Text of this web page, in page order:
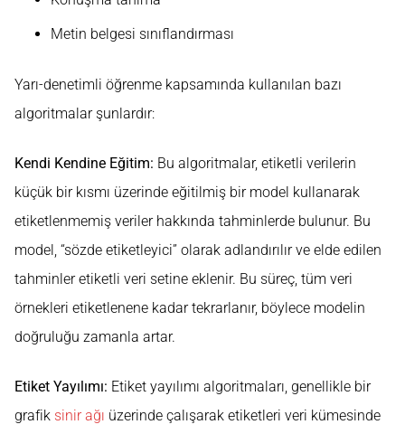
Metin belgesi sınıflandırması
Yarı-denetimli öğrenme kapsamında kullanılan bazı
algoritmalar şunlardır:
Kendi Kendine Eğitim: Bu algoritmalar, etiketli verilerin
küçük bir kısmı üzerinde eğitilmiş bir model kullanarak
etiketlenmemiş veriler hakkında tahminlerde bulunur. Bu
model, “sözde etiketleyici” olarak adlandırılır ve elde edilen
tahminler etiketli veri setine eklenir. Bu süreç, tüm veri
örnekleri etiketlenene kadar tekrarlanır, böylece modelin
doğruluğu zamanla artar.
Etiket Yayılımı: Etiket yayılımı algoritmaları, genellikle bir
grafik sinir ağı üzerinde çalışarak etiketleri veri kümesinde